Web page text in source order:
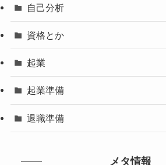
自己分析
資格とか
起業
起業準備
退職準備
メタ情報